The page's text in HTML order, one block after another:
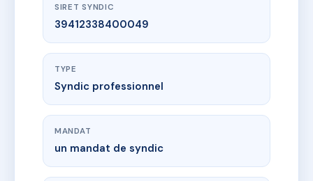
SIRET SYNDIC
39412338400049
TYPE
Syndic professionnel
MANDAT
un mandat de syndic